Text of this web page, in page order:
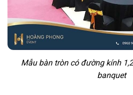
Mẫu bàn tròn có đường kính
banquet